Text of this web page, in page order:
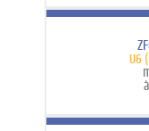
U6